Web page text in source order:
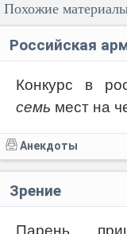
Похожие
Российская
Конкурс в
семь мест на
Анекдоты
Зрение